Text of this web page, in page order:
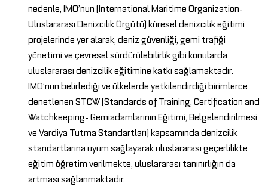
nedenle, IMO’nun (International Maritime Organization-
Uluslararası Denizcilik Örgütü) küresel denizcilik eğitimi
projelerinde yer alarak, deniz güvenliği, gemi trafiği
yönetimi ve çevresel sürdürülebilirlik gibi konularda
uluslararası denizcilik eğitimine katkı sağlamaktadır.
IMO’nun belirlediği ve ülkelerde yetkilendirdiği birimlerce
denetlenen STCW (Standards of Training, Certification and
Watchkeeping- Gemiadamlarının Eğitimi, Belgelendirilmesi
ve Vardiya Tutma Standartları) kapsamında denizcilik
standartlarına uyum sağlayarak uluslararası geçerlilikte
eğitim öğretim verilmekte, uluslararası tanınırlığın da
artması sağlanmaktadır.